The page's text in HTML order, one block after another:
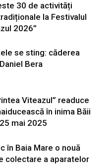
30 de activități
la Festivalul
2026”
se sting: căderea
Bera
Viteazul” readuce
în inima Băii
mai 2025
în Baia Mare o nouă
colectare a aparatelor